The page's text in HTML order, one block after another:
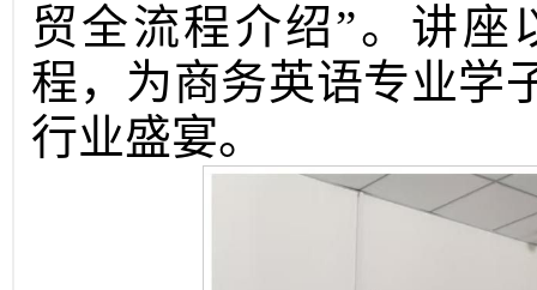
贸全流程介绍”。讲
程，为商务英语专业学
行业盛宴。